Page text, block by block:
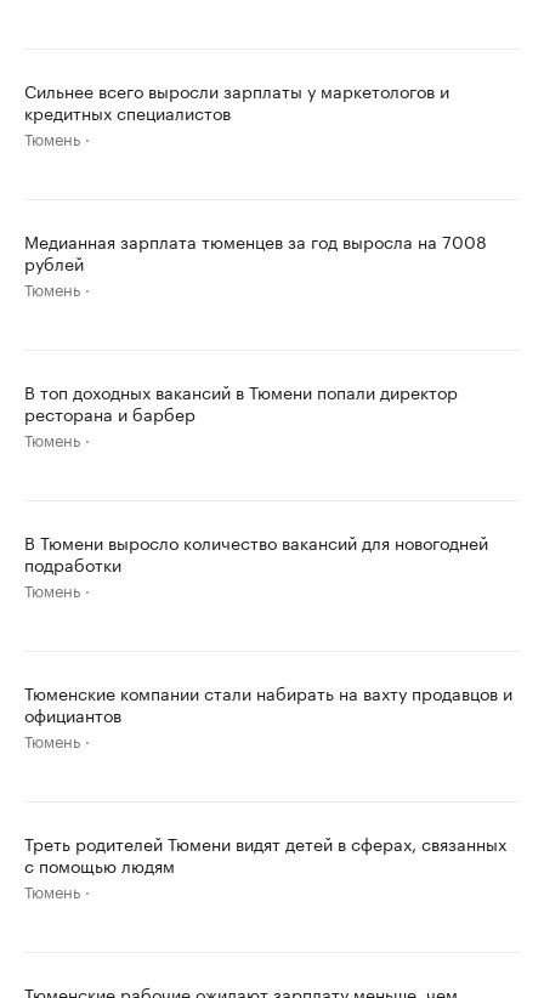
Сильнее всего выросли зарплаты у маркетологов и
кредитных специалистов
Тюмень
Медианная зарплата тюменцев за год выросла на 7008
рублей
Тюмень
В топ доходных вакансий в Тюмени попали директор
ресторана и барбер
Тюмень
В Тюмени выросло количество вакансий для новогодней
подработки
Тюмень
Тюменские компании стали набирать на вахту продавцов и
официантов
Тюмень
Треть родителей Тюмени видят детей в сферах, связанных
с помощью людям
Тюмень